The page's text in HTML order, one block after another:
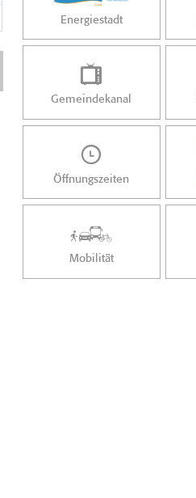
Energiestadt
Gemeindekanal
Öffnungszeiten
Mobilität